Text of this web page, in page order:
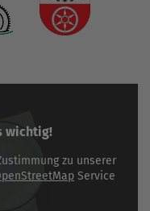
wichtig!
zu unserer
Service